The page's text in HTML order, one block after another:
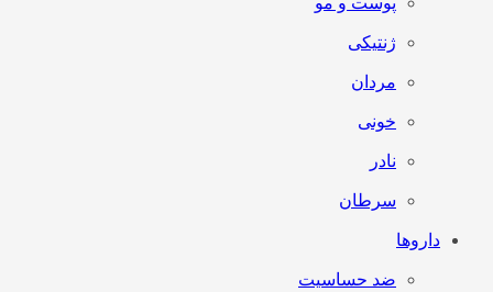
ژنتیکی
مردان
خونی
نادر
سرطان
داروها
ضد حساسیت